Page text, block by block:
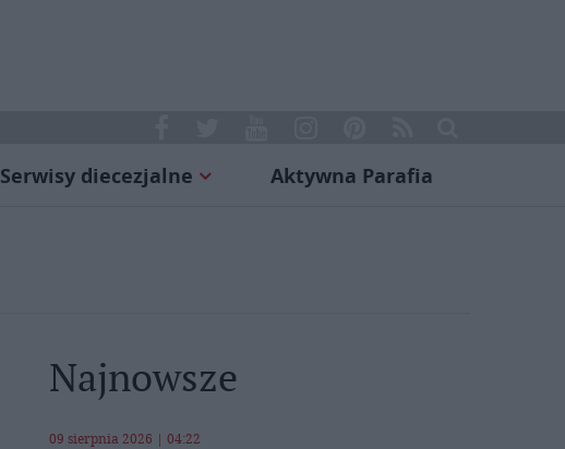
Serwisy diecezjalne Aktywna Parafia
Najnowsze
09 sierpnia 2026 | 04:22